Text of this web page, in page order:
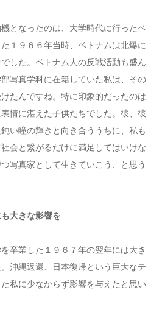
となったのは、大学時代に行ったベ
１９６６年当時、ベトナムは北爆に
した。ベトナム人の反戦活動も盛ん
写真学科に在籍していた私は、その
たんですね。特に印象的だったのは
情に湛えた子供たちでした。彼、彼
い瞳の輝きと向き合ううちに、私も
会と繋がるだけに満足してはいけな
写真家として生きていこう、と思う
大きな影響を
卒業した１９６７年の翌年には大き
沖縄返還、日本復帰という巨大なテ
私に少なからず影響を与えたと思い